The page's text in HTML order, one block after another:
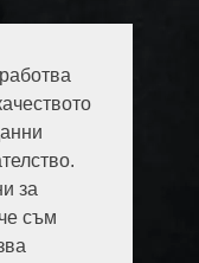
за
съм